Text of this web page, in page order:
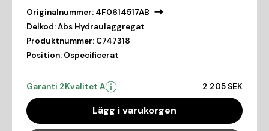
Originalnummer: 4F0614517AB
Delkod:Abs Hydraulaggregat
Produktnummer: C747318
Position: Ospecificerat
Garanti 2Kvalitet A 2 205 SEK
Lägg i varukorgen